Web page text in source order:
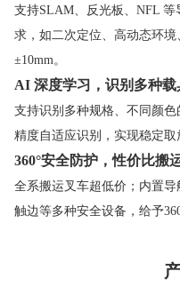
支持SLAM、反光板、NFL
求，如二次定位、高动态环
±10mm。
AI 深度学习，识别多种载
支持识别多种规格、不同颜
精度自适应识别，实现稳定取
360°安全防护，性价比搬
全系搬运叉车超低价；内置
触边等多种安全设备，给予